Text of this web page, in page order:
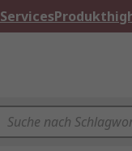
Services